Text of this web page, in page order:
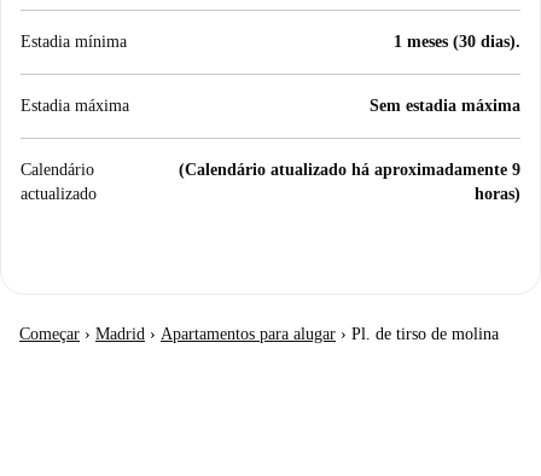
Estadia mínima 1 meses (30 dias).
Estadia máxima Sem estadia máxima
Calendário
actualizado
(Calendário atualizado há aproximadamente 9
horas)
Começar › Madrid › Apartamentos para alugar › Pl. de tirso de molina